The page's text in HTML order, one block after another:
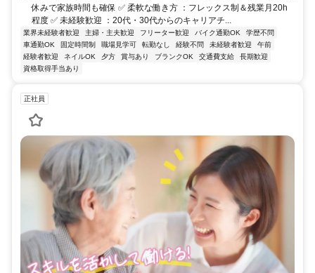
休みで家族時間も確保 ✅ 柔軟な働き方 ：フレックス制＆残業月20h
程度 ✅ 未経験歓迎 ：20代・30代からのキャリアチ...
業界未経験者歓迎 主婦・主夫歓迎 フリーター歓迎 バイク通勤OK
学歴不問
車通勤OK
固定時間制 職場見学可 転勤なし 経験不問 未経験者歓迎
午前
経験者歓迎
ネイルOK 夕方 賞与あり ブランクOK 交通費支給
長期歓迎
資格取得手当あり
正社員